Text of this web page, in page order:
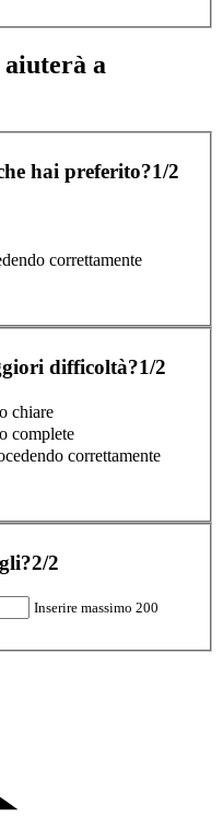
a
hai preferito?1/2
correttamente
difficoltà?1/2
chiare
complete
correttamente
2/2
Inserire massimo 200